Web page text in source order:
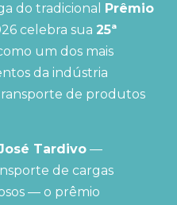
do tradicional Prêmio
celebra sua 25ª
um dos mais
da indústria
de produtos
Tardivo —
de cargas
— o prêmio